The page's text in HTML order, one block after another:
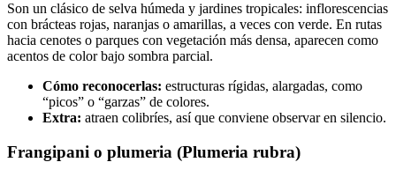
Son un clásico de selva húmeda y jardines tropicales: inflorescencias
con brácteas rojas, naranjas o amarillas, a veces con verde. En rutas
hacia cenotes o parques con vegetación más densa, aparecen como
acentos de color bajo sombra parcial.
Cómo reconocerlas: estructuras rígidas, alargadas, como
“picos” o “garzas” de colores.
Extra: atraen colibríes, así que conviene observar en silencio.
Frangipani o plumeria (Plumeria rubra)